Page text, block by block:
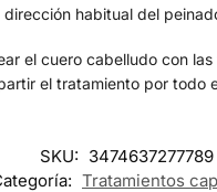
habitual del
el cuero cabelludo con
el tratamiento por todo
SKU: 3474637277789
Tratamientos